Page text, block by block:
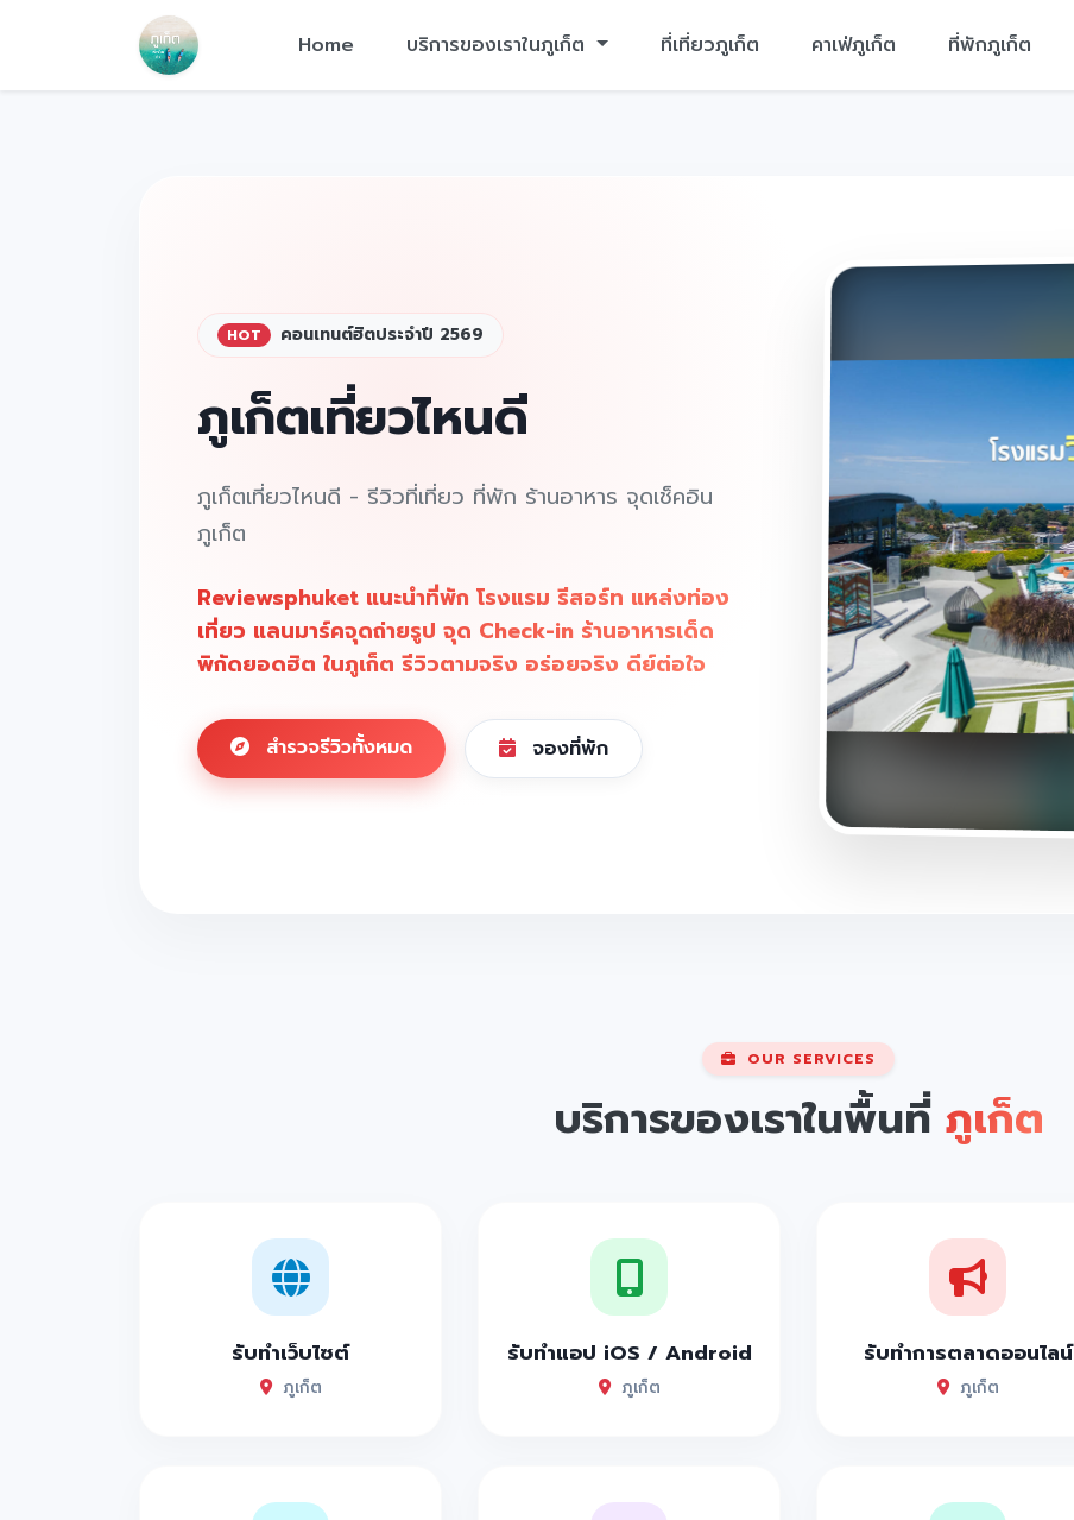
Home บริการของเราในภูเก็ต ที่เที่ยวภูเก็ต คาเฟ่ภูเก็ต ที่พักภูเก็ต
HOT คอนเทนต์ฮิตประจำปี 2569
ภูเก็ตเที่ยวไหนดี
ภูเก็ตเที่ยวไหนดี - รีวิวที่เที่ยว ที่พัก ร้านอาหาร จุดเช็คอิน
ภูเก็ต
Reviewsphuket แนะนำที่พัก โรงแรม รีสอร์ท แหล่งท่อง
เที่ยว แลนมาร์คจุดถ่ายรูป จุด Check-in ร้านอาหารเด็ด
พิกัดยอดฮิต ในภูเก็ต รีวิวตามจริง อร่อยจริง ดีย์ต่อใจ
สำรวจรีวิวทั้งหมด จองที่พัก
OUR SERVICES
บริการของเราในพื้นที่ ภูเก็ต
รับทำเว็บไซต์
ภูเก็ต
รับทำแอป iOS / Android
ภูเก็ต
รับทำการตลาดออนไลน์
ภูเก็ต